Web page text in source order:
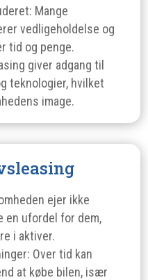
Mange
vedligeholdelse og
tid og penge.
giver adgang til
teknologier, hvilket
image.
ejer ikke
en ufordel for dem,
i aktiver.
Over tid kan
at købe bilen, især